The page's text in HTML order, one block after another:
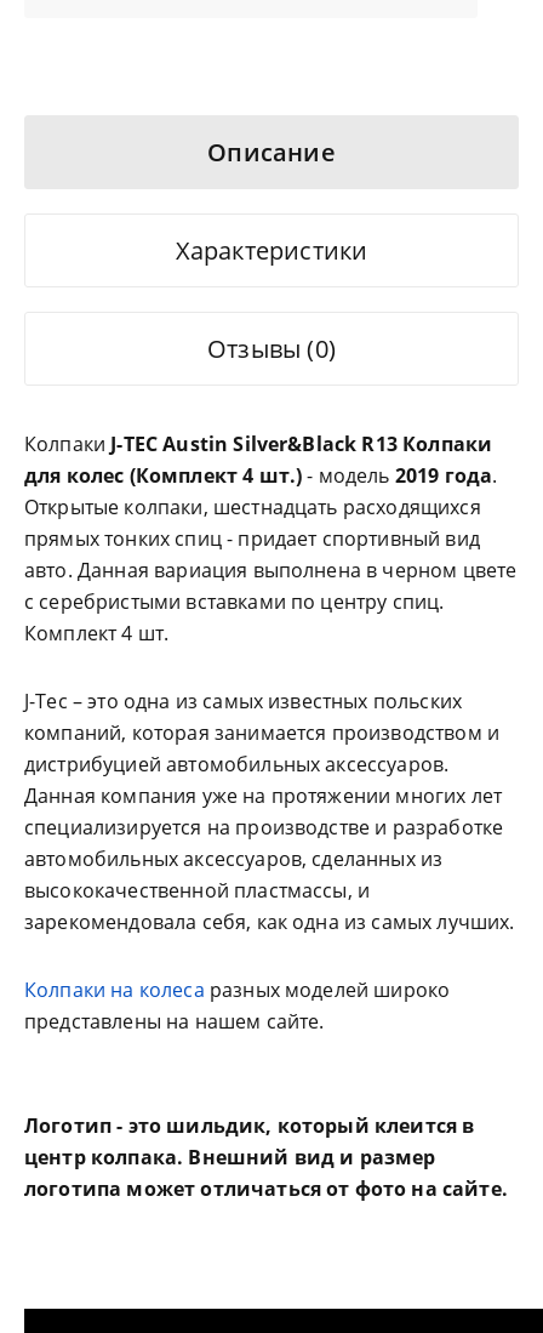
Описание
Характеристики
Отзывы (0)
Колпаки J-TEC Austin Silver&Black R13Колпаки
для колес (Комплект 4 шт.)- модель 2019 года.
Открытые колпаки, шестнадцать расходящихся
прямых тонких спиц - придает спортивный вид
авто. Данная вариация выполнена в черном цвете
с серебристыми вставками по центру спиц.
Комплект 4 шт.
J-Tec – это одна из самых известных польских
компаний, которая занимается производством и
дистрибуцией автомобильных аксессуаров.
Данная компания уже на протяжении многих лет
специализируется на производстве и разработке
автомобильных аксессуаров, сделанных из
высококачественной пластмассы, и
зарекомендовала себя, как одна из самых лучших.
Колпаки на колеса разных моделей широко
представлены на нашем сайте.
Логотип - это шильдик, который клеится в
центр колпака. Внешний вид и размер
логотипа может отличаться от фото на сайте.